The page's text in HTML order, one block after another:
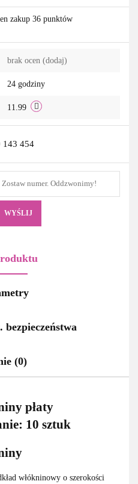
Do
zakup 36 punktów
brak ocen (dodaj)
24 godziny
11.99
143 454
WYŚLIJ
(0)
płaty
10 sztuk
włókninowy o szerokości